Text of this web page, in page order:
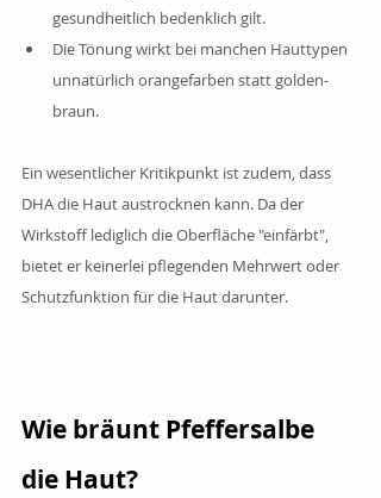
gesundheitlich bedenklich gilt.
Die Tönung wirkt bei manchen Hauttypen
unnatürlich orangefarben statt golden-
braun.
Ein wesentlicher Kritikpunkt ist zudem, dass
DHA die Haut austrocknen kann. Da der
Wirkstoff lediglich die Oberfläche "einfärbt",
bietet er keinerlei pflegenden Mehrwert oder
Schutzfunktion für die Haut darunter.
Wie bräunt Pfeffersalbe
die Haut?